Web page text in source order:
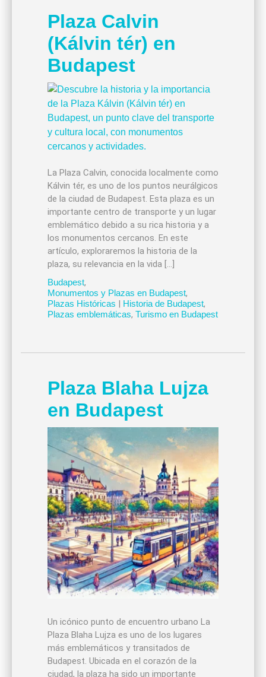
Plaza Calvin
(Kálvin tér) en
Budapest
La Plaza Calvin, conocida localmente como
Kálvin tér, es uno de los puntos neurálgicos
de la ciudad de Budapest. Esta plaza es un
importante centro de transporte y un lugar
emblemático debido a su rica historia y a
los monumentos cercanos. En este
artículo, exploraremos la historia de la
plaza, su relevancia en la vida […]
Budapest,
Monumentos y Plazas en Budapest,
Plazas Históricas | Historia de Budapest,
Plazas emblemáticas, Turismo en Budapest
Plaza Blaha Lujza
en Budapest
Un icónico punto de encuentro urbano La
Plaza Blaha Lujza es uno de los lugares
más emblemáticos y transitados de
Budapest. Ubicada en el corazón de la
ciudad, la plaza ha sido un importante